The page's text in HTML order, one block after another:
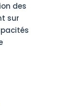
des
sur